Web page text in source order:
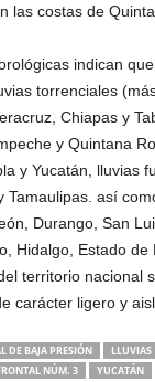
las costas de
indican
torrenciales
Chiapas y
y Quintana
y Yucatán, lluvias
Tamaulipas. así
Durango, San
Hidalgo, Estado de
territorio nacional
carácter ligero y
DE BAJA PRESIÓN LLUVIAS
NÚM. 3 YUCATÁN